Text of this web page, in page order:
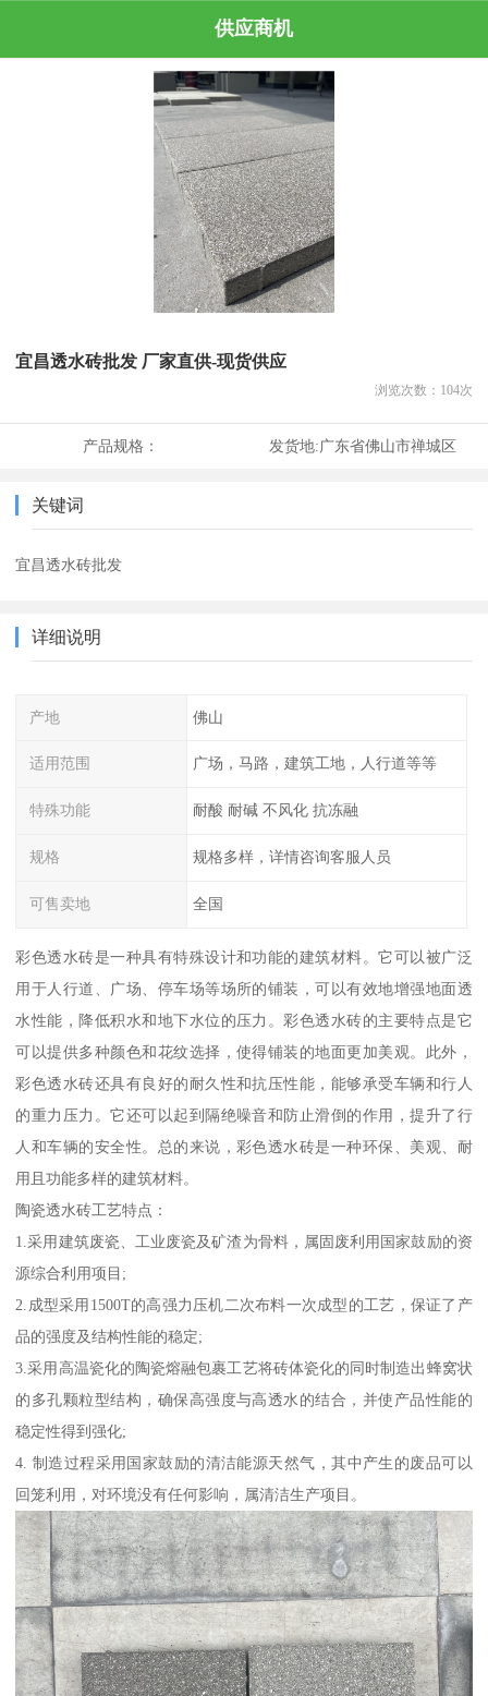
供应商机
宜昌透水砖批发 厂家直供-现货供应
浏览次数： 104次
产品规格： 发货地:广东省佛山市禅城区
关键词
宜昌透水砖批发
详细说明
产地 佛山
适用范围 广场，马路，建筑工地，人行道等等
特殊功能 耐酸 耐碱 不风化 抗冻融
规格 规格多样，详情咨询客服人员
可售卖地 全国
彩色透水砖是一种具有特殊设计和功能的建筑材料。它可以被广泛
用于人行道、广场、停车场等场所的铺装，可以有效地增强地面透
水性能，降低积水和地下水位的压力。彩色透水砖的主要特点是它
可以提供多种颜色和花纹选择，使得铺装的地面更加美观。此外，
彩色透水砖还具有良好的耐久性和抗压性能，能够承受车辆和行人
的重力压力。它还可以起到隔绝噪音和防止滑倒的作用，提升了行
人和车辆的安全性。总的来说，彩色透水砖是一种环保、美观、耐
用且功能多样的建筑材料。
陶瓷透水砖工艺特点：
1.采用建筑废瓷、工业废瓷及矿渣为骨料，属固废利用国家鼓励的资
源综合利用项目;
2.成型采用1500T的高强力压机二次布料一次成型的工艺，保证了产
品的强度及结构性能的稳定;
3.采用高温瓷化的陶瓷熔融包裹工艺将砖体瓷化的同时制造出蜂窝状
的多孔颗粒型结构，确保高强度与高透水的结合，并使产品性能的
稳定性得到强化;
4. 制造过程采用国家鼓励的清洁能源天然气，其中产生的废品可以
回笼利用，对环境没有任何影响，属清洁生产项目。